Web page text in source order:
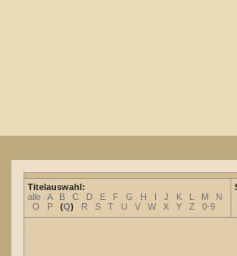
Titelauswahl:
alle
A B C D E F G H I J K L M
N
O
P (Q) R S T U V W X Y Z 0-9